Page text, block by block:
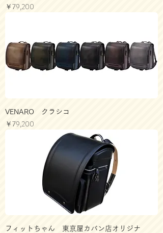
価格
￥79,200
VENARO クラシコ
価格
￥79,200
フィットちゃん 東京屋カバン店オリジナ